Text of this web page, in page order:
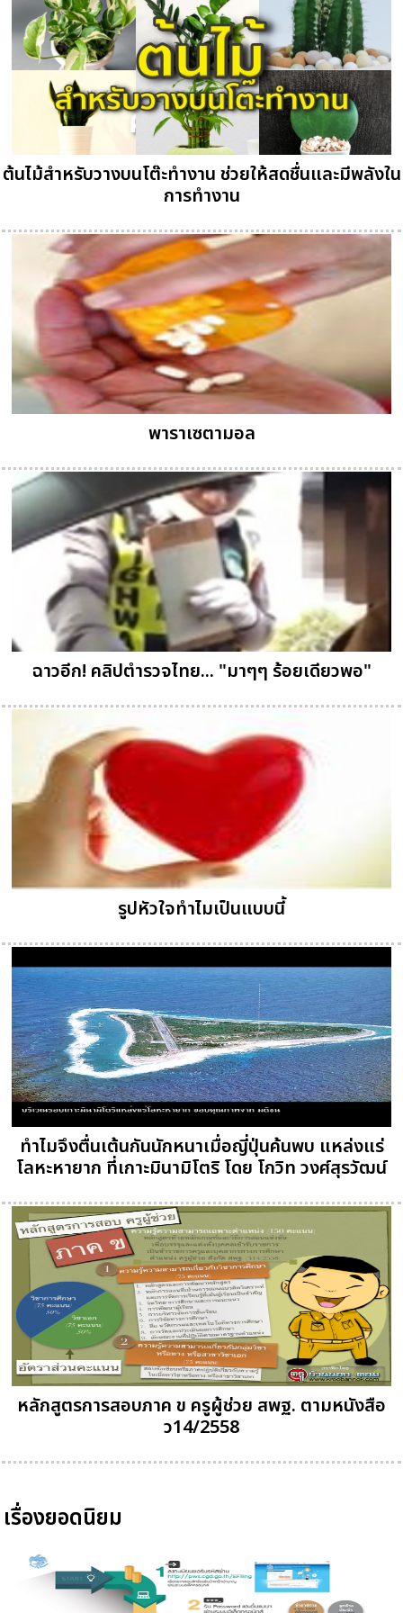
ต้นไม้สำหรับวางบนโต๊ะทำงาน ช่วยให้สดชื่นและมีพลังใน
การทำงาน
พาราเซตามอล
ฉาวอีก! คลิปตำรวจไทย... "มาๆๆ ร้อยเดียวพอ"
รูปหัวใจทำไมเป็นแบบนี้
ทำไมจึงตื่นเต้นกันนักหนาเมื่อญี่ปุ่นค้นพบ แหล่งแร่
โลหะหายาก ที่เกาะมินามิโตริ โดย โกวิท วงศ์สุรวัฒน์
หลักสูตรการสอบภาค ข ครูผู้ช่วย สพฐ. ตามหนังสือ
ว14/2558
เรื่องยอดนิยม